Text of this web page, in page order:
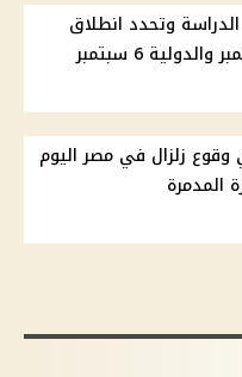
وتحدد انطلاق
وقوع زلزال في مصر اليوم
المدمرة